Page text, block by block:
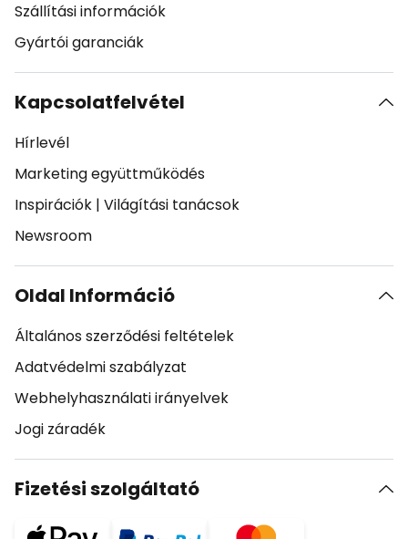
Szállítási információk
Gyártói garanciák
Kapcsolatfelvétel
Hírlevél
Marketing együttműködés
Inspirációk | Világítási tanácsok
Newsroom
Oldal Információ
Általános szerződési feltételek
Adatvédelmi szabályzat
Webhelyhasználati irányelvek
Jogi záradék
Fizetési szolgáltató